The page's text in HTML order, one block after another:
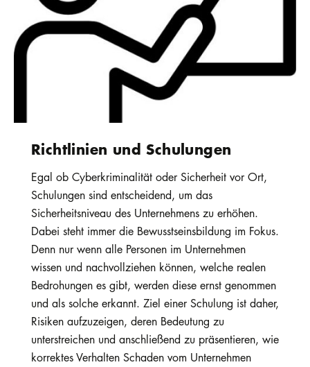
Richtlinien und Schulungen
Egal ob Cyberkriminalität oder Sicherheit vor Ort,
Schulungen sind entscheidend, um das
Sicherheitsniveau des Unternehmens zu erhöhen.
Dabei steht immer die Bewusstseinsbildung im Fokus.
Denn nur wenn alle Personen im Unternehmen
wissen und nachvollziehen können, welche realen
Bedrohungen es gibt, werden diese ernst genommen
und als solche erkannt. Ziel einer Schulung ist daher,
Risiken aufzuzeigen, deren Bedeutung zu
unterstreichen und anschließend zu präsentieren, wie
korrektes Verhalten Schaden vom Unternehmen